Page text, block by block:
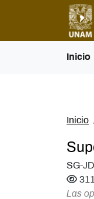
Inicio
Inicio
SG-
311
Las